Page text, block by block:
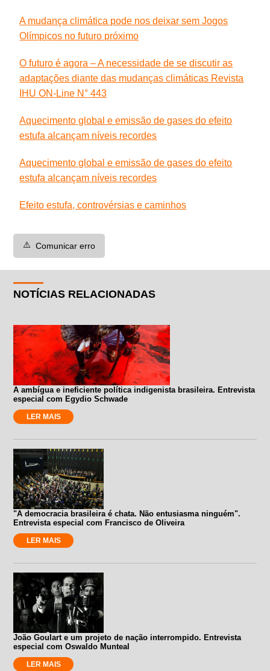
A mudança climática pode nos deixar sem Jogos
Olímpicos no futuro próximo
O futuro é agora – A necessidade de se discutir as
adaptações diante das mudanças climáticas Revista
IHU ON-Line N° 443
Aquecimento global e emissão de gases do efeito
estufa alcançam níveis recordes
Aquecimento global e emissão de gases do efeito
estufa alcançam níveis recordes
Efeito estufa, controvérsias e caminhos
⚠️ Comunicar erro
NOTÍCIAS RELACIONADAS
A ambígua e ineficiente política indigenista brasileira. Entrevista
especial com Egydio Schwade
LER MAIS
"A democracia brasileira é chata. Não entusiasma ninguém".
Entrevista especial com Francisco de Oliveira
LER MAIS
João Goulart e um projeto de nação interrompido. Entrevista
especial com Oswaldo Munteal
LER MAIS